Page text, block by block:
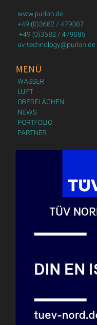
www.purion.de
+49 (0)3682 / 479087
+49 (0)3682 / 479086
uv-technology@purion.de
MENÜ
WASSER
LUFT
OBERFLÄCHEN
NEWS
PORTFOLIO
PARTNER